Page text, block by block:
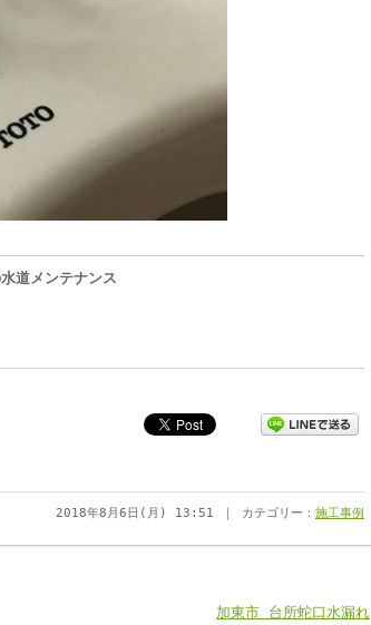
道メンテナンス
2018年8月6日(月) 13:51 ｜ カテゴリー： 施工事例
加東市 台所蛇口水漏れ